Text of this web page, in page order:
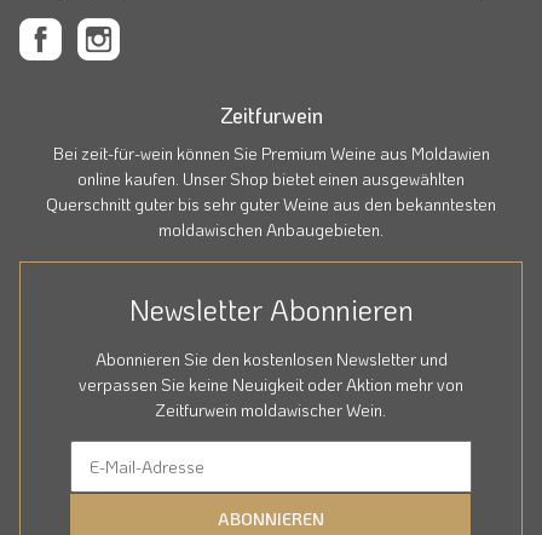
Zeitfurwein
Bei zeit-für-wein können Sie Premium Weine aus Moldawien
online kaufen. Unser Shop bietet einen ausgewählten
Querschnitt guter bis sehr guter Weine aus den bekanntesten
moldawischen Anbaugebieten.
Newsletter Abonnieren
Abonnieren Sie den kostenlosen Newsletter und
verpassen Sie keine Neuigkeit oder Aktion mehr von
Zeitfurwein moldawischer Wein.
ABONNIEREN